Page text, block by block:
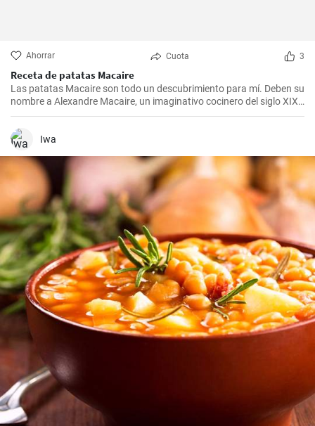
Ahorrar Cuota 3
Receta de patatas Macaire
Las patatas Macaire son todo un descubrimiento para mí. Deben su
nombre a Alexandre Macaire, un imaginativo cocinero del siglo XIX.
Este plato de patatas de sabor exquisito es en realidad muy sencillo
y sólo requiere unos pocos ingredientes. Es lo que más me gusta
cocinar con mi familia los fines de semana, cuando podemos
¡tendrás una sabrosa receta de guarnición en tu repertorio culinario
en un abrir y cerrar de ojos!
Iwa